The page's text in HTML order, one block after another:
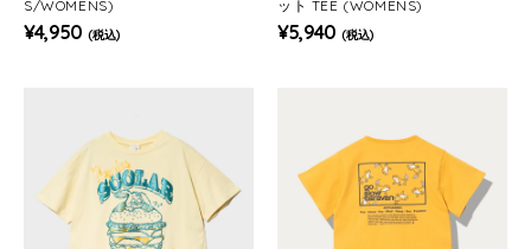
S/WOMENS)
¥4,950 (税込)
ット TEE (WOMENS)
¥5,940 (税込)